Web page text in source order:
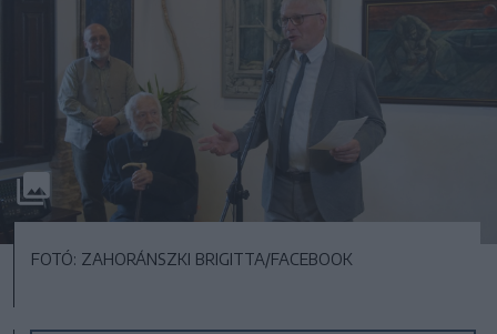
FOTÓ: ZAHORÁNSZKI BRIGITTA/FACEBOOK